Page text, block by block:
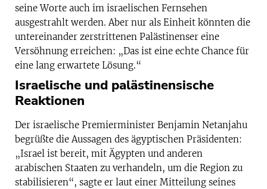
seine Worte auch im israelischen Fernsehen
ausgestrahlt werden. Aber nur als Einheit könnten die
untereinander zerstrittenen Palästinenser eine
Versöhnung erreichen: „Das ist eine echte Chance für
eine lang erwartete Lösung.“
Israelische und palästinensische
Reaktionen
Der israelische Premierminister Benjamin Netanjahu
begrüßte die Aussagen des ägyptischen Präsidenten:
„Israel ist bereit, mit Ägypten und anderen
arabischen Staaten zu verhandeln, um die Region zu
stabilisieren“, sagte er laut einer Mitteilung seines